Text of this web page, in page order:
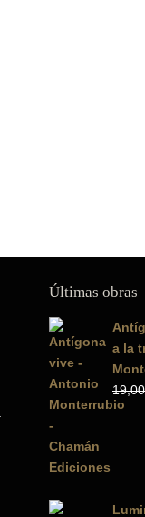
Últimas obras
a la
19,00